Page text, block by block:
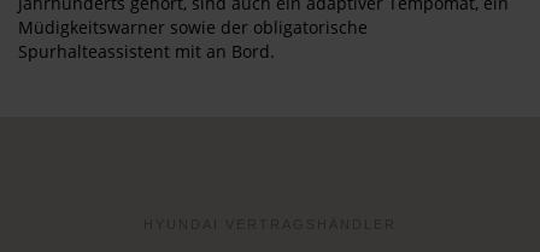
Müdigkeitswarner sowie der obligatorische
Spurhalteassistent mit an Bord.